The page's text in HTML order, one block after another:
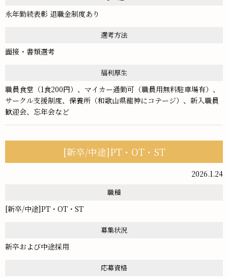
永年勤続表彰 退職金制度あり
選考方法
面接・書類選考
福利厚生
職員食堂（1食200円）、マイカー通勤可（職員用無料駐車場有）、
サークル支援制度、保養所（和歌山県龍神にコテージ）、新入職員
歓迎会、忘年会など
[新卒/中途]PT・OT・ST
2026.1.24
職種
[新卒/中途]PT・OT・ST
募集状況
新卒および中途採用
応募資格